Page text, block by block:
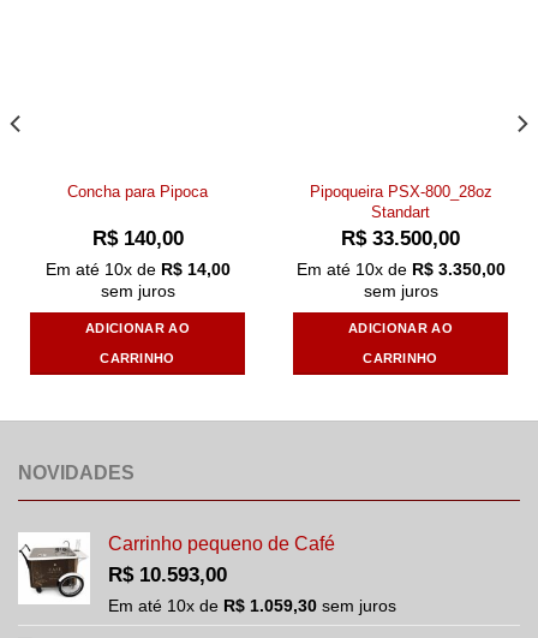
Concha para Pipoca
R$140,00
Em até 10x de R$14,00
sem juros
ADICIONAR AO
CARRINHO
Pipoqueira PSX-800_28oz
Standart
R$33.500,00
Em até 10x de R$3.350,00
sem juros
ADICIONAR AO
CARRINHO
NOVIDADES
Carrinho pequeno de Café
R$10.593,00
Em até 10x de R$ 1.059,30 sem juros